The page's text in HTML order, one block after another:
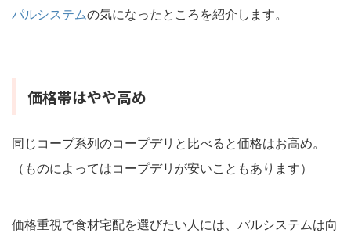
パルシステムの気になったところを紹介します。
価格帯はやや高め
同じコープ系列のコープデリと比べると価格はお高め。
（ものによってはコープデリが安いこともあります）
価格重視で食材宅配を選びたい人には、パルシステムは向